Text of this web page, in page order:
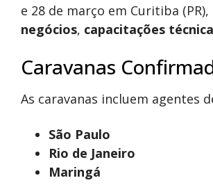
e 28 de março em Curitiba
negócios, capacitações
Caravanas
As caravanas incluem agentes
São Paulo
Rio de Janeiro
Maringá